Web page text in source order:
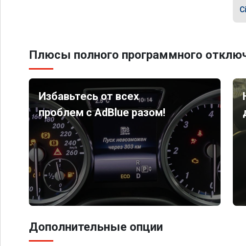
Плюсы полного программного
Избавьтесь от всех
проблем с AdBlue разом!
Дополнительные опции